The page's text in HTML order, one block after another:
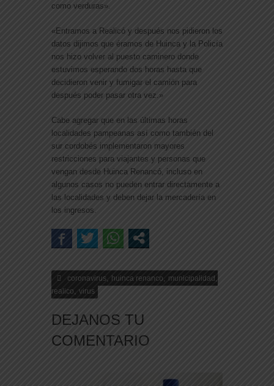
como verduras».
«Entramos a Realicó y después nos pidieron los
datos dijimos que éramos de Huinca y la Policía
nos hizo volver al puesto caminero donde
estuvimos esperando dos horas hasta que
decidieron venir y fumigar el camión para
después poder pasar otra vez.»
Cabe agregar que en las últimas horas
localidades pampeanas así como también del
sur cordobés implementaron mayores
restricciones para viajantes y personas que
vengan desde Huinca Renancó, incluso en
algunos casos no pueden entrar directamente a
las localidades y deben dejar la mercadería en
los ingresos.
coronavirus huinca renanco municipalidad
realico virus
DEJANOS TU
COMENTARIO